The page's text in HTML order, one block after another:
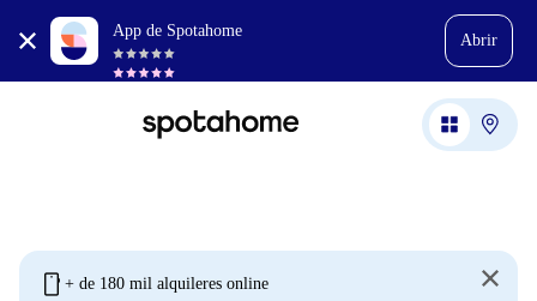
App de Spotahome
Abrir
mobile + de 180 mil alquileres online